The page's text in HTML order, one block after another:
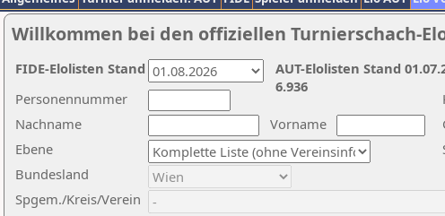
Willkommen bei den offiziellen Turnierschach-
Nachname
Vorname
Ebene
Personennummer
Bundesland
Spgem./Kreis/Verein
AUT-Elolisten Stand
6.936
FIDE-Elolisten Stand